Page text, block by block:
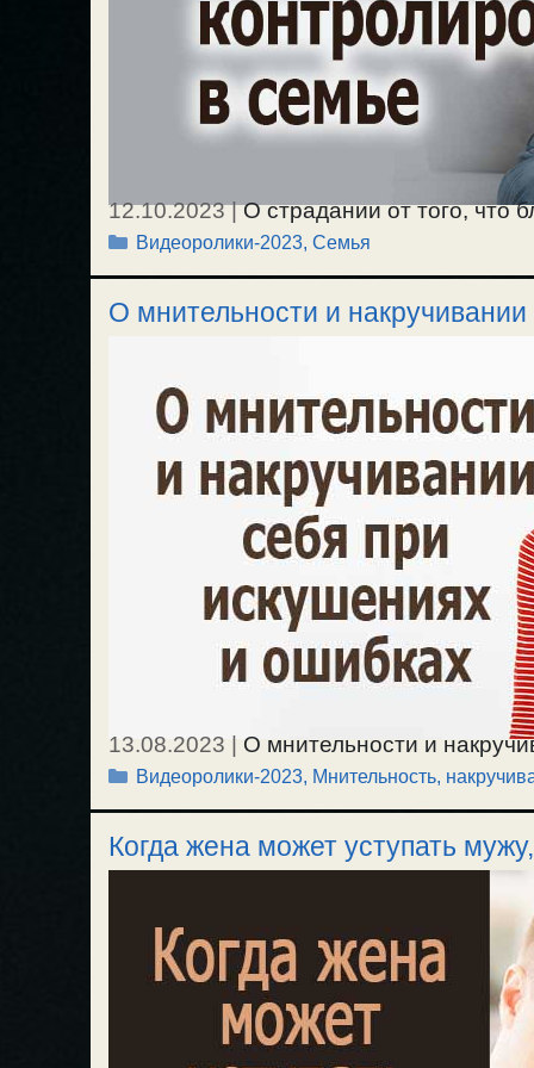
12.10.2023|О страдании от того, что
к этому относиться, чтобы не
отношении к вопросам
семье. / 6.10.2023.
Рубрики
Видеоролики-2023, Семья
О мнительности и
13.08.2023 | О мнительности и
решения безразличных и
делах в нравственном отношении, и
Рубрики
Видеоролики-2023, Мнительность,
Когда жена может уступать